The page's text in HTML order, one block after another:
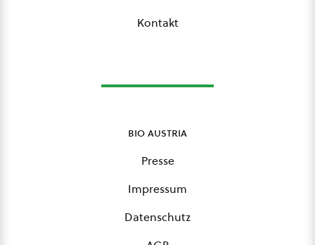
Kontakt
bio austria
Presse
Impressum
Datenschutz